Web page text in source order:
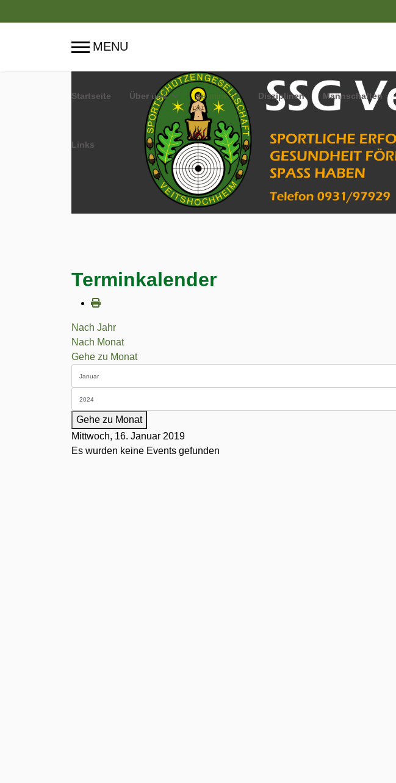
Startseite Über uns Termine Disziplinen Mannschaften
Links
Terminkalender
Nach Jahr
Nach Monat
Gehe zu Monat
Gehe zu Monat
Mittwoch, 16. Januar 2019
Es wurden keine Events gefunden